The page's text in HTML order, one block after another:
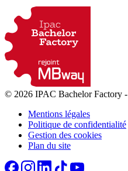
© 2026 IPAC Bachelor Factory -
Mentions légales
Politique de confidentialité
Gestion des cookies
Plan du site